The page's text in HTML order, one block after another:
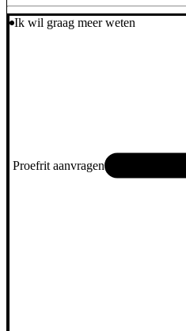
Ik wil graag meer weten
Proefrit aanvragen